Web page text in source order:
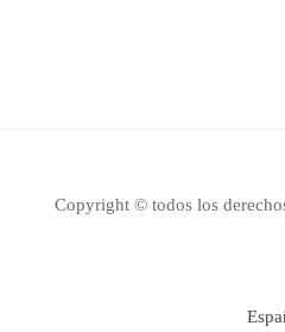
Copyright © todos los